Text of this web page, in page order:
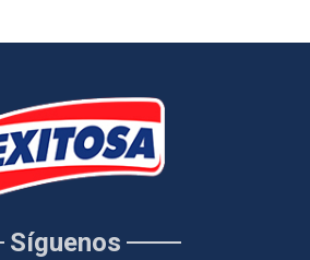
Síguenos